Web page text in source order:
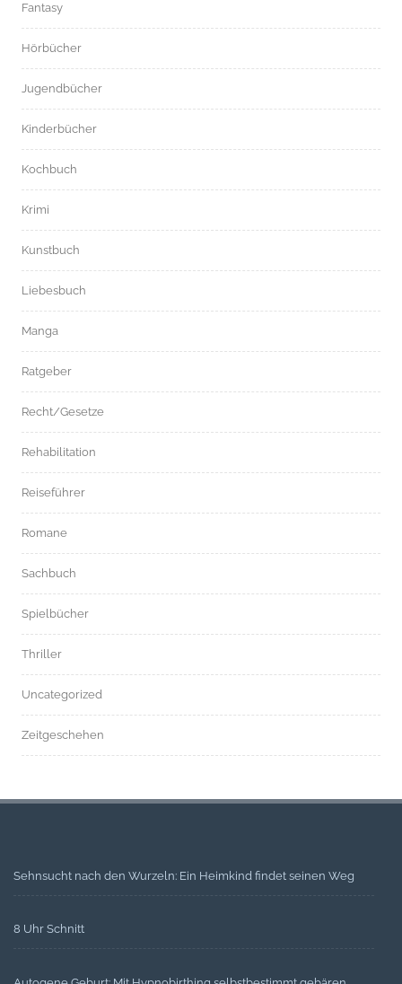
Fantasy
Hörbücher
Jugendbücher
Kinderbücher
Kochbuch
Krimi
Kunstbuch
Liebesbuch
Manga
Ratgeber
Recht/Gesetze
Rehabilitation
Reiseführer
Romane
Sachbuch
Spielbücher
Thriller
Uncategorized
Zeitgeschehen
Sehnsucht nach den Wurzeln: Ein Heimkind findet seinen Weg
8 Uhr Schnitt